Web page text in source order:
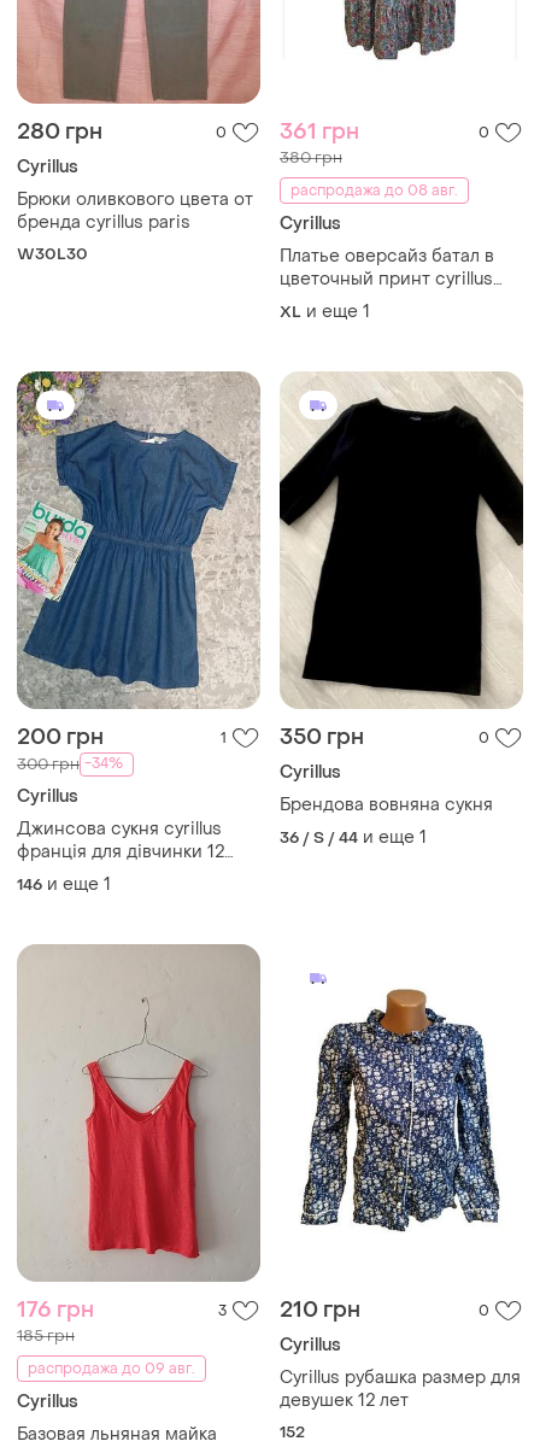
280 грн 0
Cyrillus
Брюки оливкового цвета от
бренда cyrillus paris
W30L30
361 грн 0
380 грн
распродажа до 08 авг.
Cyrillus
Платье оверсайз батал в
цветочный принт cyrillus
размер xl 2xl туника бохо
XL и еще 1
200 грн 1
300 грн -34%
Cyrillus
Джинсова сукня cyrillus
франція для дівчинки 12
років 150 см синя
146 и еще 1
350 грн 0
Cyrillus
Брендова вовняна сукня
36 / S / 44 и еще 1
176 грн 3
185 грн
распродажа до 09 авг.
Cyrillus
Базовая льняная майка
210 грн 0
Cyrillus
Cyrillus рубашка размер для
девушек 12 лет
152